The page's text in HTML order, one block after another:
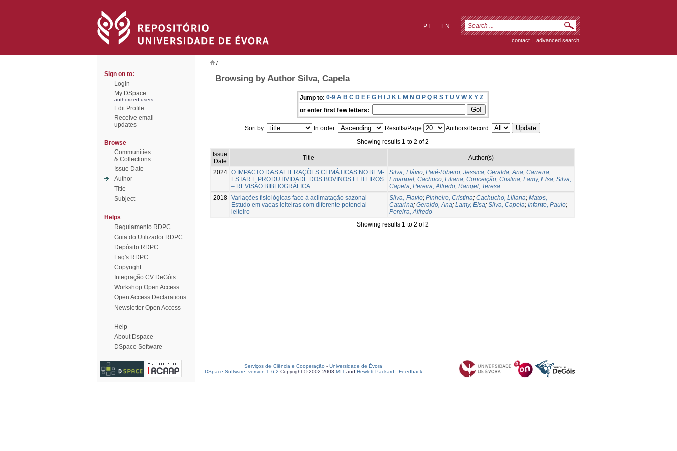
EN
PT
contact | advanced search
Sign on to:
Login
My DSpace
authorized users
Edit Profile
Receive email
updates
Browse
Communities
& Collections
Issue Date
Author
Title
Subject
Helps
Regulamento RDPC
Guia do Utilizador RDPC
Depósito RDPC
Faq's RDPC
Copyright
Integração CV DeGóis
Workshop Open Access
Open Access Declarations
Newsletter Open Access
Help
About Dspace
DSpace Software
/
Browsing by Author Silva, Capela
Jump to: 0-9 A B C D E F G H I J K L M N O P Q R S T U V W X Y Z
or enter first few letters:
Sort by: In order: Results/Page
Authors/Record:
Showing results 1 to 2 of 2
Issue
Date
Title Author(s)
2024 O IMPACTO DAS ALTERAÇÕES CLIMÁTICAS NO BEM-
ESTAR E PRODUTIVIDADE DOS BOVINOS LEITEIROS
– REVISÃO BIBLIOGRÁFICA
Silva, Flávio; Paié-Ribeiro, Jessica; Geralda, Ana; Carreira,
Emanuel; Cachuco, Liliana; Conceição, Cristina; Lamy, Elsa; Silva,
Capela; Pereira, Alfredo; Rangel, Teresa
2018 Variações fisiológicas face à aclimatação sazonal –
Estudo em vacas leiteiras com diferente potencial
leiteiro
Silva, Flavio; Pinheiro, Cristina; Cachucho, Liliana; Matos,
Catarina; Geraldo, Ana; Lamy, Elsa; Silva, Capela; Infante, Paulo;
Pereira, Alfredo
Showing results 1 to 2 of 2
Serviços de Ciência e Cooperação - Universidade de Évora
DSpace Software, version 1.6.2 Copyright © 2002-2008 MIT and Hewlett-Packard - Feedback